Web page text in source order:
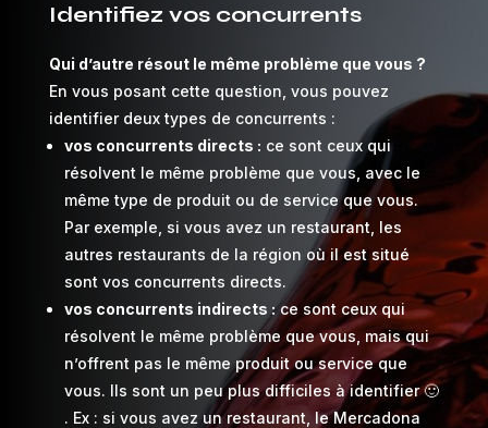
Identifiez vos concurrents
Qui d’autre résout le même problème que vous ?
En vous posant cette question, vous pouvez
identifier deux types de concurrents :
vos concurrents directs : ce sont ceux qui
résolvent le même problème que vous, avec le
même type de produit ou de service que vous.
Par exemple, si vous avez un restaurant, les
autres restaurants de la région où il est situé
sont vos concurrents directs.
vos concurrents indirects :ce sont ceux qui
résolvent le même problème que vous, mais qui
n’offrent pas le même produit ou service que
vous. Ils sont un peu plus difficiles à identifier 🙂
. Ex : si vous avez un restaurant, le Mercadona